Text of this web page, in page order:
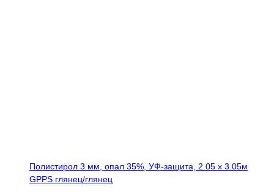
Полистирол 3 мм, опал 35%, УФ-защита, 2.05 х 3.05м
GPPS глянец/глянец